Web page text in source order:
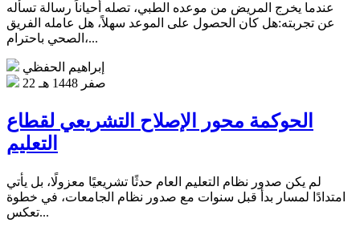
عندما يخرج المريض من موعده الطبي، تصله أحياناً رسالة تسأله
عن تجربته:هل كان الحصول على الموعد سهلاً، هل عامله الفريق
الصحي باحترام،...
إبراهيم الحفظي
22 صفر 1448 هـ
الحوكمة محور الإصلاح التشريعي لقطاع
التعليم
لم يكن صدور نظام التعليم العام حدثًا تشريعيًا معزولًا، بل يأتي
امتدادًا لمسار بدأ قبل سنوات مع صدور نظام الجامعات، في خطوة
تعكس...